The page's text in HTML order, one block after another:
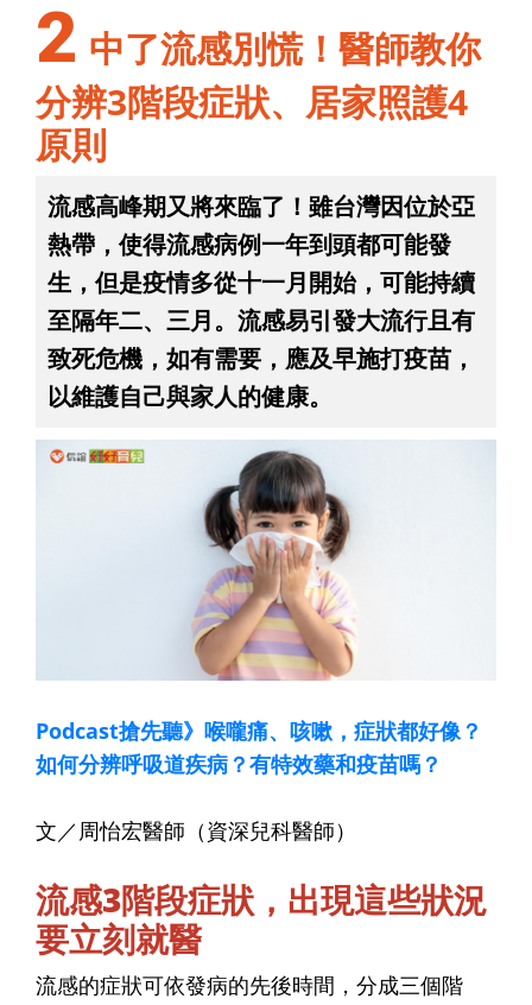
2 中了流感別慌！醫師教你
分辨3階段症狀、居家照護4
原則
流感高峰期又將來臨了！雖台灣因位於亞
熱帶，使得流感病例一年到頭都可能發
生，但是疫情多從十一月開始，可能持續
至隔年二、三月。流感易引發大流行且有
致死危機，如有需要，應及早施打疫苗，
以維護自己與家人的健康。
Podcast搶先聽》喉嚨痛、咳嗽，症狀都好像？
如何分辨呼吸道疾病？有特效藥和疫苗嗎？
文／周怡宏醫師（資深兒科醫師）
流感3階段症狀，出現這些狀況
要立刻就醫
流感的症狀可依發病的先後時間，分成三個階